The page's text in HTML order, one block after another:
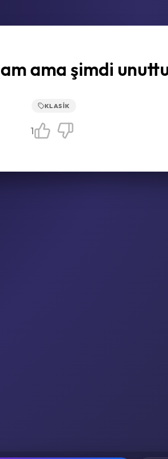
ama şimdi
KLASIK
1